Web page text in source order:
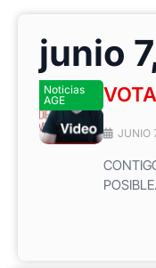
junio
Noticias
AGE
JUNIO